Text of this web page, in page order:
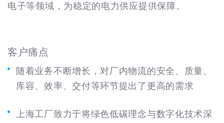
电子等领域，为稳定的电力供应提供保障。
客户痛点
随着业务不断增长，对厂内物流的安全、 质量、
库容、效率、交付等环节提出了更高的需求
上海工厂致力于将绿色低碳理念与数字化技术深